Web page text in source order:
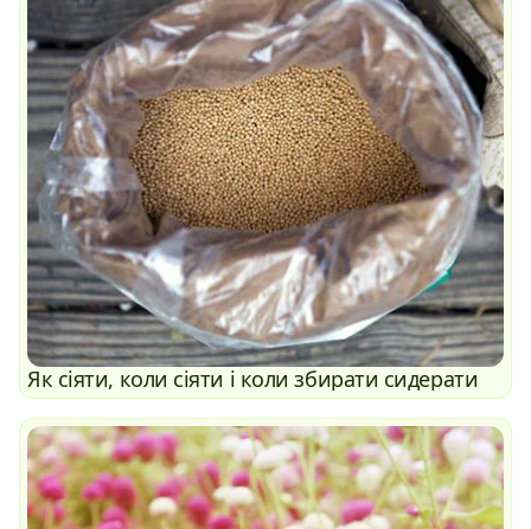
Як сіяти, коли сіяти і коли збирати сидерати